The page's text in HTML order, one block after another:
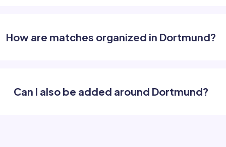
How are matches organized in Dortmund?
Can I also be added around Dortmund?